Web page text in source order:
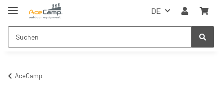
DE
AceCamp